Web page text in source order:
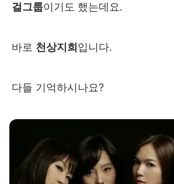
걸그룹이기도 했는데요.
바로 천상지희 입니다.
다들 기억하시나요?